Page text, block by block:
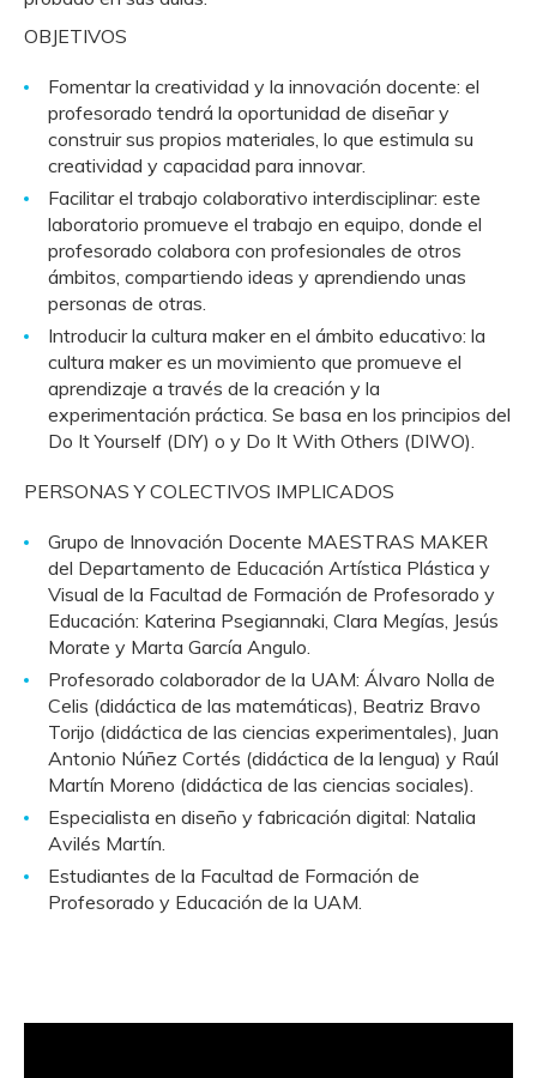
OBJETIVOS
Fomentar la creatividad y la innovación docente: el
profesorado tendrá la oportunidad de diseñar y
construir sus propios materiales, lo que estimula su
creatividad y capacidad para innovar.
Facilitar el trabajo colaborativo interdisciplinar: este
laboratorio promueve el trabajo en equipo, donde el
profesorado colabora con profesionales de otros
ámbitos, compartiendo ideas y aprendiendo unas
personas de otras.
Introducir la cultura maker en el ámbito educativo: la
cultura maker es un movimiento que promueve el
aprendizaje a través de la creación y la
experimentación práctica. Se basa en los principios del
Do It Yourself (DIY) o y Do It With Others (DIWO).
PERSONAS Y COLECTIVOS IMPLICADOS
Grupo de Innovación Docente MAESTRAS MAKER
del Departamento de Educación Artística Plástica y
Visual de la Facultad de Formación de Profesorado y
Educación: Katerina Psegiannaki, Clara Megías, Jesús
Morate y Marta García Angulo.
Profesorado colaborador de la UAM: Álvaro Nolla de
Celis (didáctica de las matemáticas), Beatriz Bravo
Torijo (didáctica de las ciencias experimentales), Juan
Antonio Núñez Cortés (didáctica de la lengua) y Raúl
Martín Moreno (didáctica de las ciencias sociales).
Especialista en diseño y fabricación digital: Natalia
Avilés Martín.
Estudiantes de la Facultad de Formación de
Profesorado y Educación de la UAM.